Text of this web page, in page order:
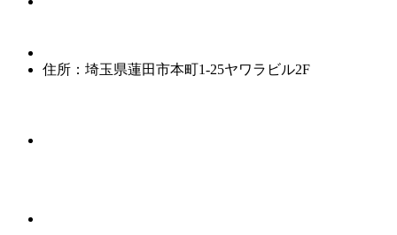
住所：埼玉県蓮田市本町1-25ヤワラビル2F